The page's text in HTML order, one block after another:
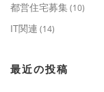
都営住宅募集(10)
IT関連 (14)
最近の投稿